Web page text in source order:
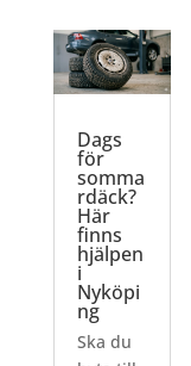
Dags
för
somma
rdäck?
Här
finns
hjälpen
i
Nyköpi
ng
Ska du